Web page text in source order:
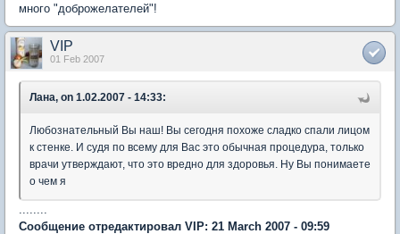
много "доброжелателей"!
VIP
01 Feb 2007
Лана, on 1.02.2007 - 14:33:
Любознательный Вы наш! Вы сегодня похоже сладко спали лицом
к стенке. И судя по всему для Вас это обычная процедура, только
врачи утверждают, что это вредно для здоровья. Ну Вы понимаете
о чем я
Сообщение отредактировал VIP: 21 March 2007 - 09:59